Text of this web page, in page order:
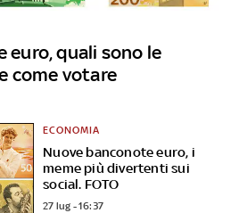
euro, quali sono le
come votare
Nuove banconote euro, i
meme più divertenti sui
social. FOTO
ECONOMIA
27 lug - 16:37